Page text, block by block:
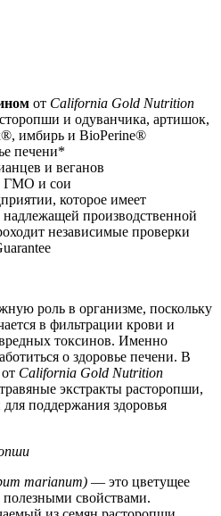
от California Gold Nutrition
и одуванчика, артишок,
имбирь и BioPerine®
печени*
и веганов
ГМО и сои
которое имеет
производственной
независимые проверки
роль в организме, поскольку
в фильтрации крови и
токсинов. Именно
о здоровье печени. В
от California Gold Nutrition
экстракты расторопши,
поддержания здоровья
marianum) — это цветущее
полезными свойствами.